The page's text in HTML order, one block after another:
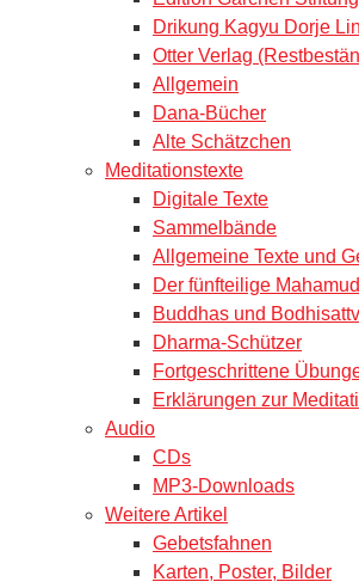
Drikung Kagyu Dorje
Otter Verlag
Allgemein
Dana-Bücher
Alte Schätzchen
Meditationstexte
Digitale Texte
Sammelbände
Allgemeine Texte und
Der fünfteilige
Buddhas und
Dharma-Schützer
Fortgeschrittene
Erklärungen zur
Audio
CDs
MP3-Downloads
Weitere Artikel
Gebetsfahnen
Karten, Poster, Bilder